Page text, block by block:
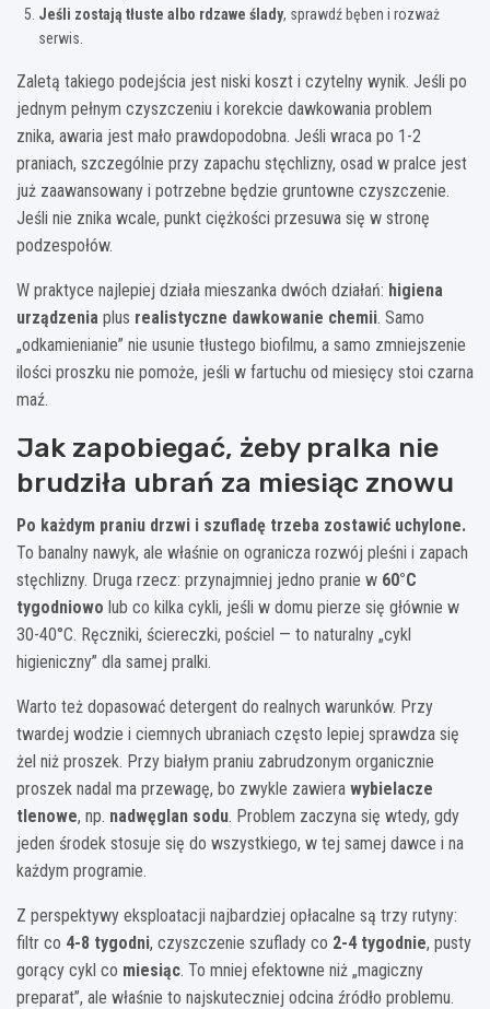
Jeśli zostają tłuste albo rdzawe ślady, sprawdź bęben i rozważ
serwis.
Zaletą takiego podejścia jest niski koszt i czytelny wynik. Jeśli po
jednym pełnym czyszczeniu i korekcie dawkowania problem
znika, awaria jest mało prawdopodobna. Jeśli wraca po 1-2
praniach, szczególnie przy zapachu stęchlizny, osad w pralce jest
już zaawansowany i potrzebne będzie gruntowne czyszczenie.
Jeśli nie znika wcale, punkt ciężkości przesuwa się w stronę
podzespołów.
W praktyce najlepiej działa mieszanka dwóch działań: higiena
urządzenia plus realistyczne dawkowanie chemii. Samo
„odkamienianie” nie usunie tłustego biofilmu, a samo zmniejszenie
ilości proszku nie pomoże, jeśli w fartuchu od miesięcy stoi czarna
maź.
Jak zapobiegać, żeby pralka nie
brudziła ubrań za miesiąc znowu
Po każdym praniu drzwi i szufladę trzeba zostawić uchylone.
To banalny nawyk, ale właśnie on ogranicza rozwój pleśni i zapach
stęchlizny. Druga rzecz: przynajmniej jedno pranie w 60°C
tygodniowo lub co kilka cykli, jeśli w domu pierze się głównie w
30-40°C. Ręczniki, ściereczki, pościel — to naturalny „cykl
higieniczny” dla samej pralki.
Warto też dopasować detergent do realnych warunków. Przy
twardej wodzie i ciemnych ubraniach często lepiej sprawdza się
żel niż proszek. Przy białym praniu zabrudzonym organicznie
proszek nadal ma przewagę, bo zwykle zawiera wybielacze
tlenowe, np. nadwęglan sodu. Problem zaczyna się wtedy, gdy
jeden środek stosuje się do wszystkiego, w tej samej dawce i na
każdym programie.
Z perspektywy eksploatacji najbardziej opłacalne są trzy rutyny:
filtr co 4-8 tygodni, czyszczenie szuflady co 2-4 tygodnie, pusty
gorący cykl co miesiąc. To mniej efektowne niż „magiczny
preparat”, ale właśnie to najskuteczniej odcina źródło problemu.